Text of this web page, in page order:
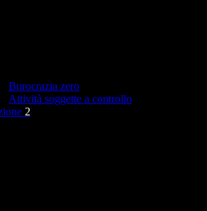
Burocrazia zero
Attività soggette a controllo
2